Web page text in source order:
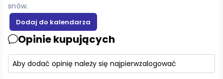
snów.
Opinie kupujących
Aby dodać opinię należy się najpierwzalogować